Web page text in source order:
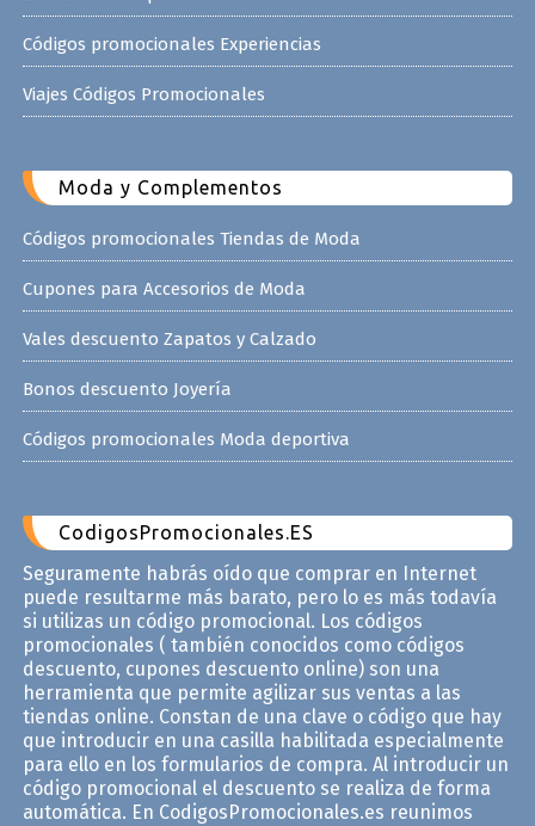
Códigos promocionales Experiencias
Viajes Códigos Promocionales
Moda y Complementos
Códigos promocionales Tiendas de Moda
Cupones para Accesorios de Moda
Vales descuento Zapatos y Calzado
Bonos descuento Joyería
Códigos promocionales Moda deportiva
CodigosPromocionales.ES
Seguramente habrás oído que comprar en Internet
puede resultarme más barato, pero lo es más todavía
si utilizas un código promocional. Los códigos
promocionales ( también conocidos como códigos
descuento, cupones descuento online) son una
herramienta que permite agilizar sus ventas a las
tiendas online. Constan de una clave o código que hay
que introducir en una casilla habilitada especialmente
para ello en los formularios de compra. Al introducir un
código promocional el descuento se realiza de forma
automática. En CodigosPromocionales.es reunimos